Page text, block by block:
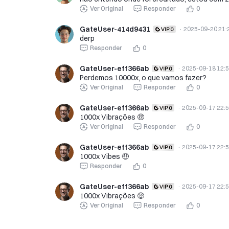
Ver Original Responder 0
GateUser-414d9431 · 2025-09-20
derp
Responder 0
GateUser-eff366ab · 2025-09-18
Perdemos 10000x, o que vamos fazer?
Ver Original Responder 0
GateUser-eff366ab · 2025-09-17
1000x Vibrações 🤑
Ver Original Responder 0
GateUser-eff366ab · 2025-09-17
1000x Vibes 🤑
Responder 0
GateUser-eff366ab · 2025-09-17
1000x Vibrações 🤑
Ver Original Responder 0